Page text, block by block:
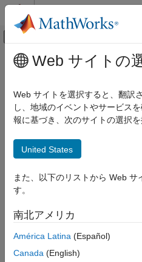
コンテンツへスキップ
オフキャンバス
ドキュメンテーションのホーム
Deep Learning Toolbox
深層ニューラル ネットワークのインポー
操作
深層ニューラル ネットワークの学習
Deep Learning Toolbox での自動微分の
項目一覧
自動微分を使用したカスタム学習と計算
メインコンテンツ
Deep Learning
分の使用
自動微分を使用したカス
自動微分は、カスタム学習ル
のその他のカスタマイズの作成
一般的に、深層学習における
方法は、
クに含めます。次に、ある種
ープの学習を実行します。こ
目的関数には、分類誤差、ク
ークの重みのその他の関連ス
をサポートする関数の一覧
Web サイトの
Web サイトを選択すると、翻訳
し、地域のイベントやサービス
報に基づき、次のサイトの選択
United States
また、以下のリストから Web サ
す。
南北アメリカ
América Latina (Español)
Canada (English)